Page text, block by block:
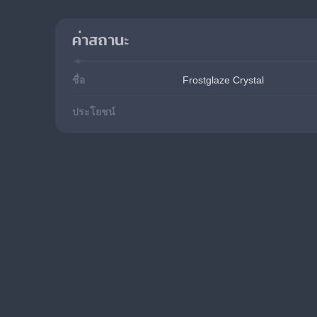
ค่าสถานะ
ชื่อ Frostglaze Crystal
ประโยชน์